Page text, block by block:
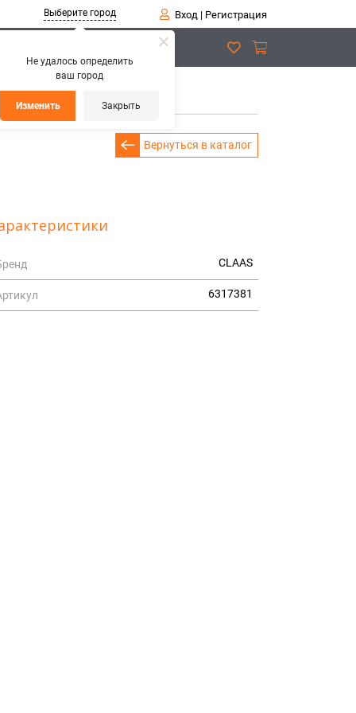
Не удалось определить
ваш город
Изменить Закрыть
Выберите город Вход| Регистрация
КОЛЕС
Вернуться в каталог
CLAAS
6317381